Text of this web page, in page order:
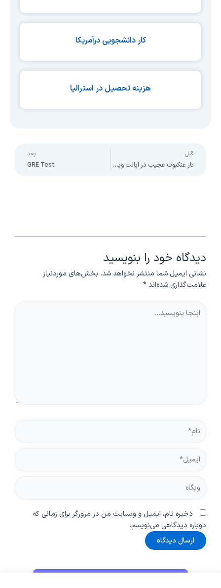
کار دانشجویی درآمریکا
هزینه تحصیل در استرالیا
قبل
تار عنکبوت عجیب در ایالت ویکتوریا استرالیا
بعد
GRE Test
Next
دیدگاه‌ خود را بنویسید
نشانی ایمیل شما منتشر نخواهد شد. بخش‌های موردنیاز
علامت‌گذاری شده‌اند*
بنویسید…
وبگاه
ذخیره نام، ایمیل و وبسایت من در مرورگر برای زمانی که
دوباره دیدگاهی می‌نویسم.